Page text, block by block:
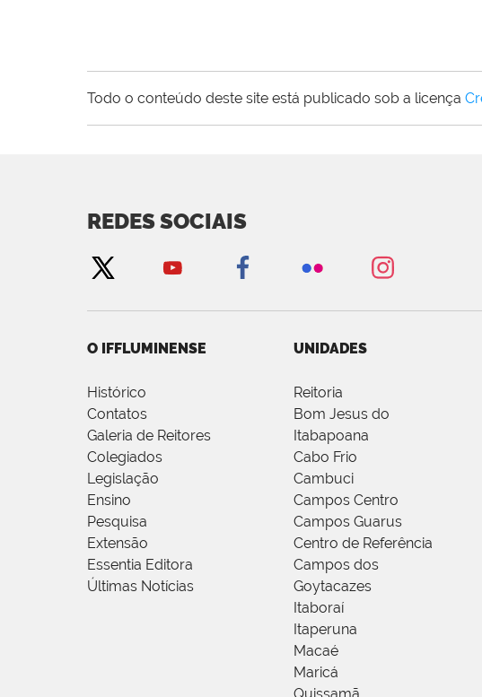
Todo o conteúdo deste site está publicado sob a licença
REDES SOCIAIS
O IFFLUMINENSE
Histórico
Contatos
Galeria de Reitores
Colegiados
Legislação
Ensino
Pesquisa
Extensão
Essentia Editora
Últimas Notícias
UNIDADES
Reitoria
Bom Jesus do
Itabapoana
Cabo Frio
Cambuci
Campos Centro
Campos Guarus
Centro de Referência
Campos dos
Goytacazes
Itaboraí
Itaperuna
Macaé
Maricá